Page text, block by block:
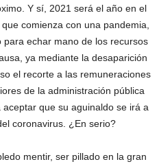
Y sí, 2021 será el año en el
comienza con una pandemia,
echar mano de los recursos
ya mediante la desaparición
el recorte a las remuneraciones
de la administración pública
que su aguinaldo se irá a
coronavirus. ¿En serio?
mentir, ser pillado en la gran